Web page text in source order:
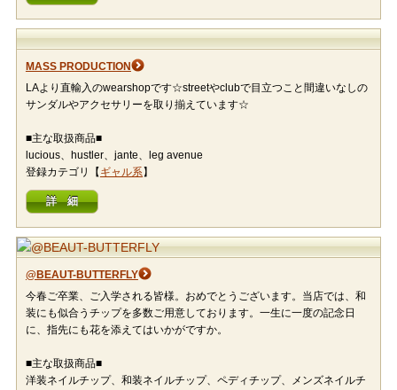
MASS PRODUCTION
LAより直輸入のwearshopです☆streetやclubで目立つこと間違いなしの
サンダルやアクセサリーを取り揃えています☆
■主な取扱商品■
lucious、hustler、jante、leg avenue
登録カテゴリ【 ギャル系】
詳 細
@BEAUT-BUTTERFLY
今春ご卒業、ご入学される皆様。おめでとうございます。当店では、和
装にも似合うチップを多数ご用意しております。一生に一度の記念日
に、指先にも花を添えてはいかがですか。
■主な取扱商品■
洋装ネイルチップ、和装ネイルチップ、ペディチップ、メンズネイルチ